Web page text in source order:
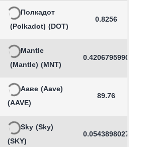
Полкадот
(Polkadot) (DOT)
0.8256
Mantle
(Mantle) (MNT)
0.4206795990
Ааве (Aave)
(AAVE)
89.76
Sky (Sky)
(SKY)
0.0543898027